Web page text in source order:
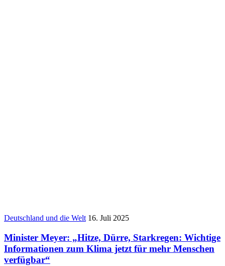
Deutschland und die Welt 16. Juli 2025
Minister Meyer: „Hitze, Dürre, Starkregen: Wichtige
Informationen zum Klima jetzt für mehr Menschen
verfügbar“